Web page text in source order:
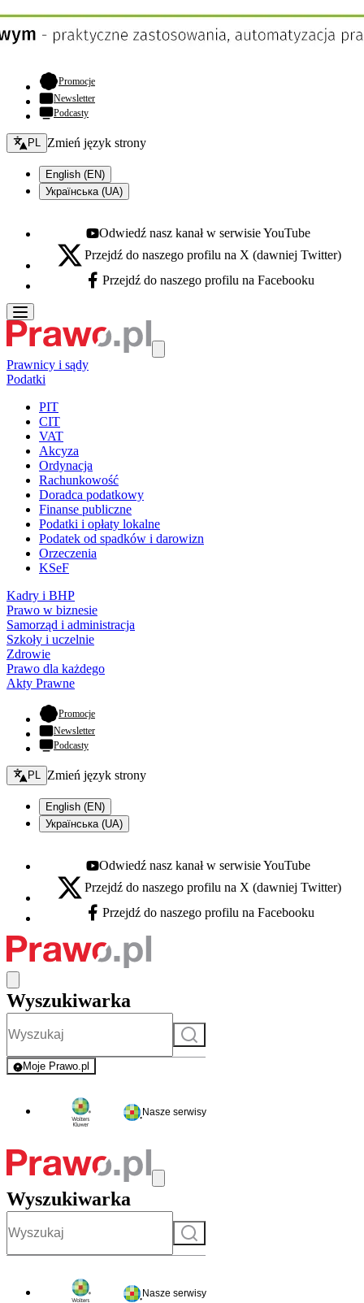
Promocje- otwiera się w nowej karcie
Newsletter
Podcasty
Zmień język - bieżący:
PL Zmień język strony
English (EN)
Українська (UA)
Youtube - otwiera się w nowej karcie
Odwiedź nasz kanał w serwisie YouTube
X - otwiera się w nowej karcie
Przejdź do naszego profilu na X (dawniej Twitter)
Facebook - otwiera się w nowej karcie
Przejdź do naszego profilu na Facebooku
Prawnicy i sądy
Podatki
PIT
CIT
VAT
Akcyza
Ordynacja
Rachunkowość
Doradca podatkowy
Finanse publiczne
Podatki i opłaty lokalne
Podatek od spadków i darowizn
Orzeczenia
KSeF
Kadry i BHP
Prawo w biznesie
Samorząd i administracja
Szkoły i uczelnie
Zdrowie
Prawo dla każdego
Akty Prawne
Promocje- otwiera się w nowej karcie
Newsletter
Podcasty
Zmień język - bieżący:
PL Zmień język strony
English (EN)
Українська (UA)
Youtube - otwiera się w nowej karcie
Odwiedź nasz kanał w serwisie YouTube
X - otwiera się w nowej karcie
Przejdź do naszego profilu na X (dawniej Twitter)
Facebook - otwiera się w nowej karcie
Przejdź do naszego profilu na Facebooku
Wyszukiwarka
Szukaj
Moje Prawo.pl
- rejestracja i logowanie do serwisu
Nasze serwisy
Wyszukiwarka
Szukaj
Nasze serwisy